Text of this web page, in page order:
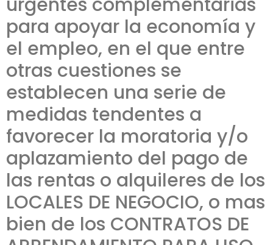
para apoyar la economía y
el empleo, en el que entre
otras cuestiones se
establecen una serie de
medidas tendentes a
favorecer la moratoria y/o
aplazamiento del pago de
las rentas o alquileres de los
LOCALES DE NEGOCIO, o mas
bien de los CONTRATOS DE